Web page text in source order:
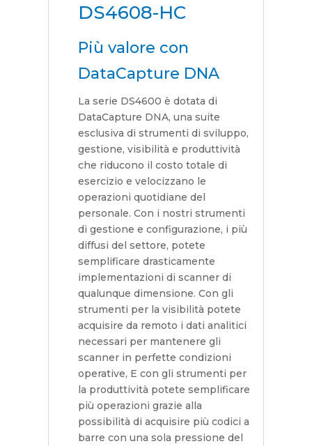
DS4608-HC
Più valore con
DataCapture DNA
La serie DS4600 è dotata di
DataCapture DNA, una suite
esclusiva di strumenti di sviluppo,
gestione, visibilità e produttività
che riducono il costo totale di
esercizio e velocizzano le
operazioni quotidiane del
personale. Con i nostri strumenti
di gestione e configurazione, i più
diffusi del settore, potete
semplificare drasticamente
implementazioni di scanner di
qualunque dimensione. Con gli
strumenti per la visibilità potete
acquisire da remoto i dati analitici
necessari per mantenere gli
scanner in perfette condizioni
operative, E con gli strumenti per
la produttività potete semplificare
più operazioni grazie alla
possibilità di acquisire più codici a
barre con una sola pressione del